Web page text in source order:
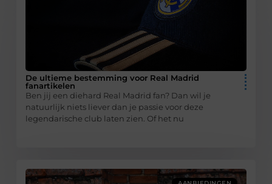
De ultieme bestemming voor Real Madrid
fanartikelen
Ben jij een diehard Real Madrid fan? Dan wil je
natuurlijk niets liever dan je passie voor deze
legendarische club laten zien. Of het nu